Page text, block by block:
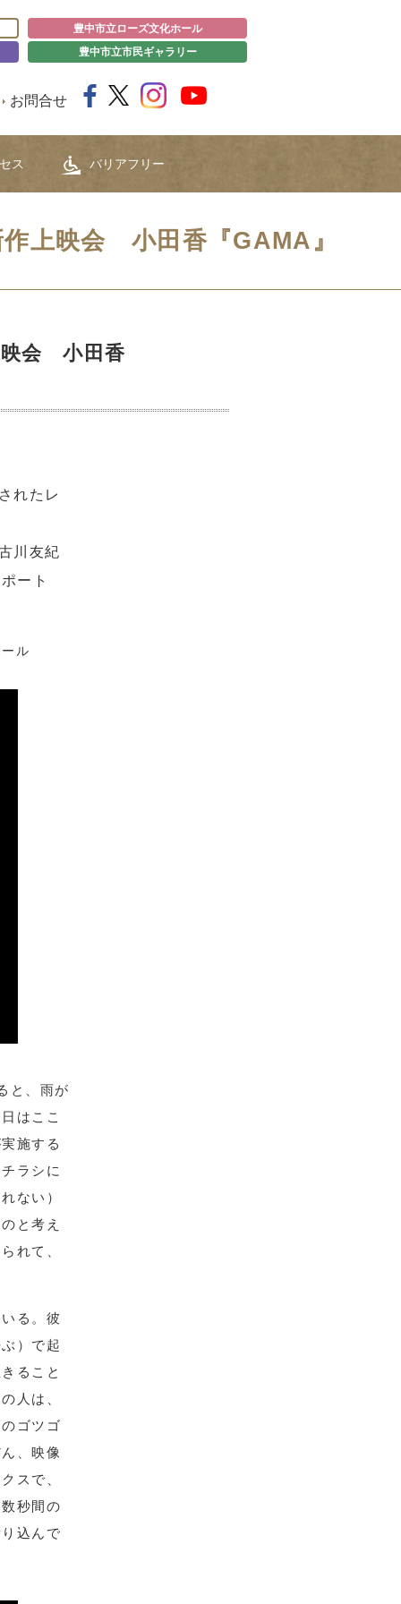
豊中市立ローズ文化ホール
豊中市立市民ギャラリー
お問合せ
ス バリアフリー
上映会 小田香『GAMA』
映会 小田香
れたレ
川友紀
ート
ル
と、雨が
はここ
施する
ラシに
ない）
と考え
れて、
る。彼
）で起
ること
人は、
ゴツゴ
、映像
スで、
秒間の
込んで